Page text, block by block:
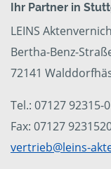
Ihr Partner in
LEINS
Bertha-Benz-
72141
Tel.: 07127 92315-0
Fax: 07127
vertrieb@leins-